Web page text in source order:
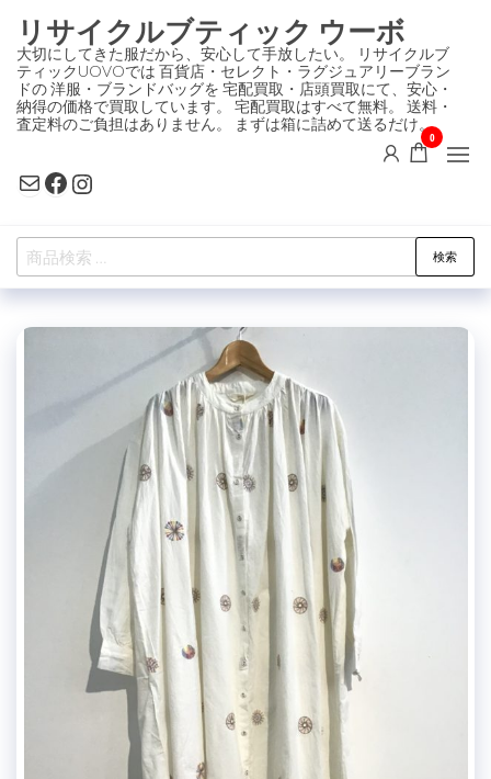
ン
テ
ン
ツ
プ
リサイクルブティック ウーボ
大切にしてきた服だから、安心して手放したい。 リサイクルブ
ティックUOVOでは 百貨店・セレクト・ラグジュアリーブラン
ドの 洋服・ブランドバッグを 宅配買取・店頭買取にて、安心・
納得の価格で買取しています。 宅配買取はすべて無料。 送料・
査定料のご負担はありません。 まずは箱に詰めて送るだけ。
MailFacebook
Instagram
0
検
索
検索